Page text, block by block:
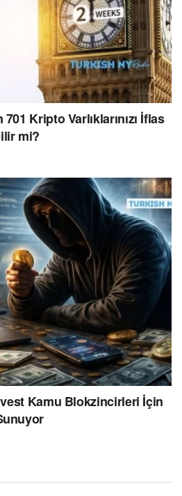
Kripto Varlıklarınızı İflas
mi?
Kamu Blokzincirleri İçin